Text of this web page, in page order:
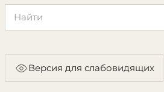
Версия для слабовидящих